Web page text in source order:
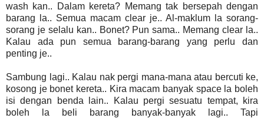
wash kan.. Dalam kereta? Memang tak bersepah dengan
barang la.. Semua macam clear je.. Al-maklum la sorang-
sorang je selalu kan.. Bonet? Pun sama.. Memang clear la..
Kalau ada pun semua barang-barang yang perlu dan
penting je..
Sambung lagi.. Kalau nak pergi mana-mana atau bercuti ke,
kosong je bonet kereta.. Kira macam banyak space la boleh
isi dengan benda lain.. Kalau pergi sesuatu tempat, kira
boleh la beli barang banyak-banyak lagi.. Tapi